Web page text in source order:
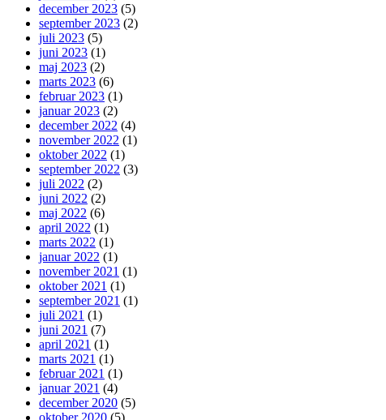
december 2023 (5)
september 2023 (2)
juli 2023 (5)
juni 2023 (1)
maj 2023 (2)
marts 2023 (6)
februar 2023 (1)
januar 2023 (2)
december 2022 (4)
november 2022 (1)
oktober 2022 (1)
september 2022 (3)
juli 2022 (2)
juni 2022 (2)
maj 2022 (6)
april 2022 (1)
marts 2022 (1)
januar 2022 (1)
november 2021 (1)
oktober 2021 (1)
september 2021 (1)
juli 2021 (1)
juni 2021 (7)
april 2021 (1)
marts 2021 (1)
februar 2021 (1)
januar 2021 (4)
december 2020 (5)
oktober 2020 (5)